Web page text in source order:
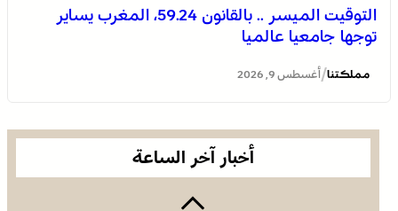
التوقيت الميسر .. بالقانون 59.24، المغرب يساير
توجها جامعيا عالميا
مملكتنا/ أغسطس 9, 2026
أخبار آخر الساعة
اختتام الدورة الـ 14 لأولمبياد تيفيناغ الوطنية ضمن فعاليات